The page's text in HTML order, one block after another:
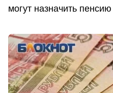
могут назначить